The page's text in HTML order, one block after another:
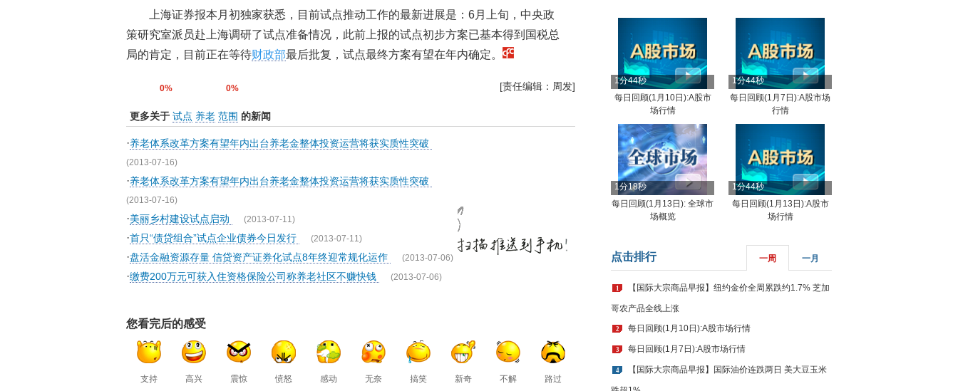
上海证券报本月初独家获悉，目前试点推动工作的最新进展是：6月上旬，中央政
策研究室派员赴上海调研了试点准备情况，此前上报的试点初步方案已基本得到国税总
局的肯定，目前正在等待财政部最后批复，试点最终方案有望在年内确定。
0% 0% [责任编辑：周发]
更多关于 试点 养老 范围 的新闻
·养老体系改革方案有望年内出台养老金整体投资运营将获实质性突破
(2013-07-16)
·养老体系改革方案有望年内出台养老金整体投资运营将获实质性突破
(2013-07-16)
·美丽乡村建设试点启动 (2013-07-11)
·首只“债贷组合”试点企业债券今日发行 (2013-07-11)
·盘活金融资源存量 信贷资产证券化试点8年终迎常规化运作 (2013-07-06)
·缴费200万元可获入住资格保险公司称养老社区不赚快钱 (2013-07-06)
您看完后的感受
支持 高兴 震惊 愤怒 感动 无奈 搞笑 新奇 不解 路过
1分44秒
每日回顾(1月10日):A股市
场行情
1分44秒
每日回顾(1月7日):A股市场
行情
1分18秒
每日回顾(1月13日): 全球市
场概览
1分44秒
每日回顾(1月13日):A股市
场行情
点击排行 一周 一月
1 【国际大宗商品早报】纽约金价全周累跌约1.7% 芝加
哥农产品全线上涨
2 每日回顾(1月10日):A股市场行情
3 每日回顾(1月7日):A股市场行情
4 【国际大宗商品早报】国际油价连跌两日 美大豆玉米